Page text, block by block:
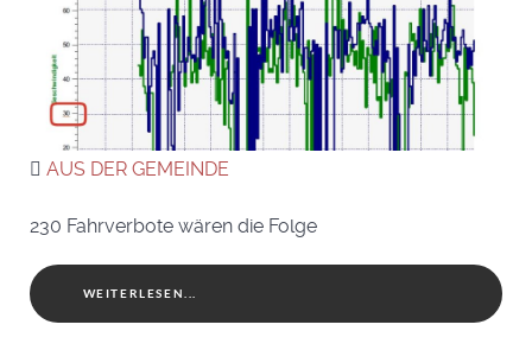
AUS DER GEMEINDE
230 Fahrverbote wären die Folge
WEITERLESEN...